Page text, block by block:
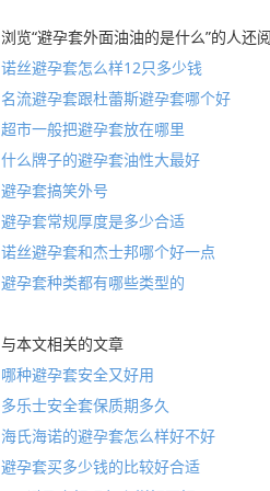
浏览“避孕套外面油油的是什么”的人还
诺丝避孕套怎么样12只多少钱
名流避孕套跟杜蕾斯避孕套哪个好
超市一般把避孕套放在哪里
什么牌子的避孕套油性大最好
避孕套搞笑外号
避孕套常规厚度是多少合适
诺丝避孕套和杰士邦哪个好一点
避孕套种类都有哪些类型的
与本文相关的文章
哪种避孕套安全又好用
多乐士安全套保质期多久
海氏海诺的避孕套怎么样好不好
避孕套买多少钱的比较好合适